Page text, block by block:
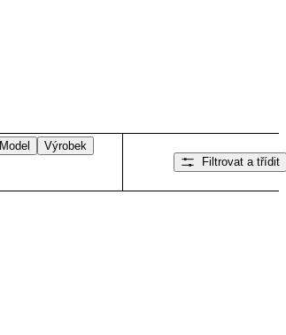
Model
Výrobek
Filtrovat a třídit